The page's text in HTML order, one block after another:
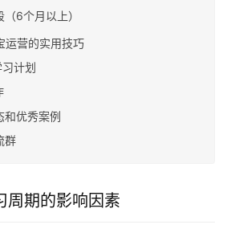
6个月以上）
运营的实用技巧
计划
和优秀案例
群
周期的影响因素